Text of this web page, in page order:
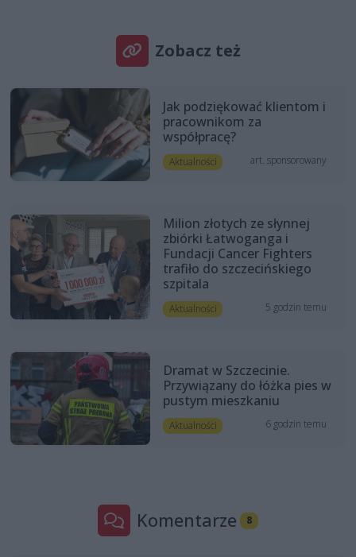
Zobacz też
Jak podziękować klientom i
pracownikom za
współpracę?
Aktualności art. sponsorowany
Milion złotych ze słynnej
zbiórki Łatwoganga i
Fundacji Cancer Fighters
trafiło do szczecińskiego
szpitala
Aktualności 5 godzin temu
Dramat w Szczecinie.
Przywiązany do łóżka pies w
pustym mieszkaniu
Aktualności 6 godzin temu
Komentarze 8